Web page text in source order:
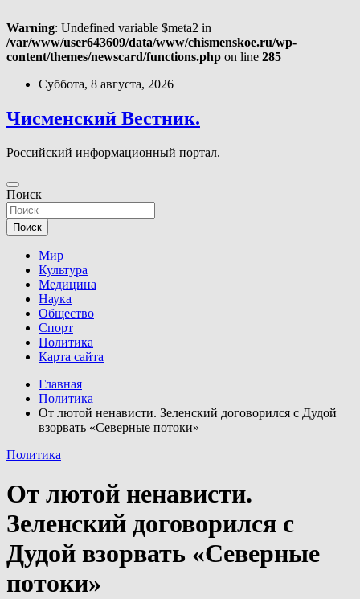
Warning: Undefined variable $meta2 in
/var/www/user643609/data/www/chismenskoe.ru/wp-
content/themes/newscard/functions.php on line 285
Перейти
содержимому
Суббота, 8 августа, 2026
Чисменский Вестник.
Российский информационный портал.
Поиск
Поиск
Мир
Культура
Медицина
Наука
Общество
Спорт
Политика
Карта сайта
Главная
Политика
От лютой ненависти. Зеленский договорился с Дудой
взорвать «Северные потоки»
Политика
От лютой ненависти.
Зеленский договорился с
Дудой взорвать «Северные
потоки»